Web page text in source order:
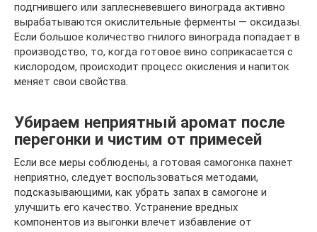
подгнившего или заплесневевшего винограда активно
вырабатываются окислительные ферменты — оксидазы.
Если большое количество гнилого винограда попадает в
производство, то, когда готовое вино соприкасается с
кислородом, происходит процесс окисления и напиток
меняет свои свойства.
Убираем неприятный аромат после
перегонки и чистим от примесей
Если все меры соблюдены, а готовая самогонка пахнет
неприятно, следует воспользоваться методами,
подсказывающими, как убрать запах в самогоне и
улучшить его качество. Устранение вредных
компонентов из выгонки влечет избавление от